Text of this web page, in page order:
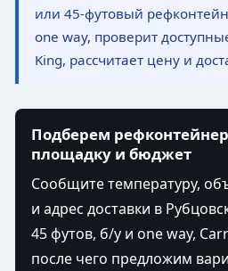
или 45-футовый
one way, проверит
King, рассчитает цену и
Подберем
площадку и бюджет
Сообщите температуру,
и адрес доставки в
45 футов, б/у и one way,
после чего предложим